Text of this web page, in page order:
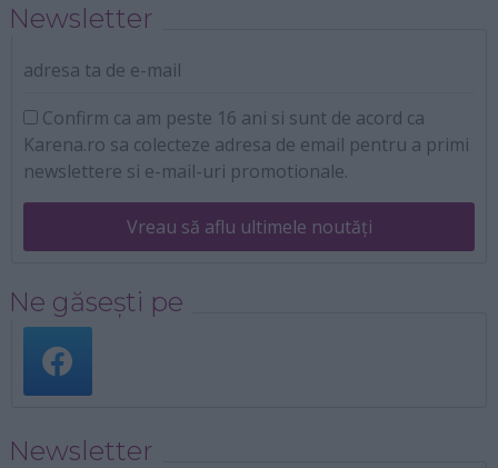
Newsletter
adresa ta de e-mail
Confirm ca am peste 16 ani si sunt de acord ca
Karena.ro sa colecteze adresa de email pentru a primi
newslettere si e-mail-uri promotionale.
Vreau să aflu ultimele noutăți
Ne găsești pe
Newsletter